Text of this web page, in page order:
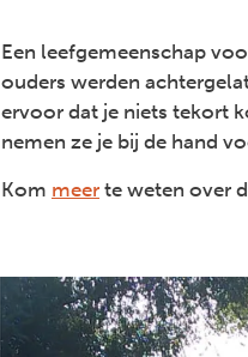
Een leefgemeenschap
ouders werden
ervoor dat je niets tekort
nemen ze je bij de hand
Kom meer te weten over